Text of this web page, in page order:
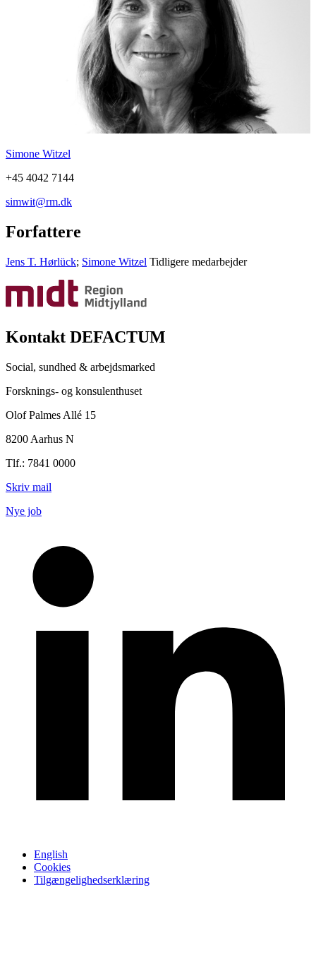
Simone Witzel
+45 4042 7144
simwit@rm.dk
Forfattere
Jens T. Hørlück; Simone Witzel Tidligere medarbejder
Kontakt DEFACTUM
Social, sundhed & arbejdsmarked
Forsknings- og konsulenthuset
Olof Palmes Allé 15
8200 Aarhus N
Tlf.: 7841 0000
Skriv mail
Nye job
English
Cookies
Tilgængelighedserklæring